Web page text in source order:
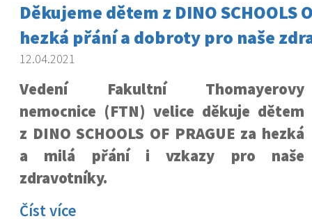
Děkujeme dětem z DINO SCHOOLS
hezká přání a dobroty pro naše
12.04.2021
Vedení Fakultní Thomayerovy
nemocnice (FTN) velice děkuje dětem
z DINO SCHOOLS OF PRAGUE za hezká
a milá přání i vzkazy pro naše
zdravotníky.
Číst více